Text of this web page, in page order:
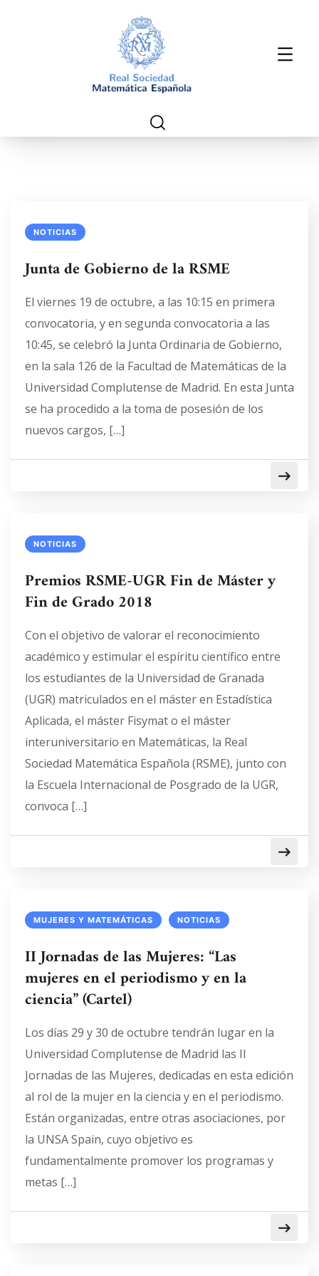
NOTICIAS
Junta de Gobierno de la RSME
El viernes 19 de octubre, a las 10:15 en primera
convocatoria, y en segunda convocatoria a las
10:45, se celebró la Junta Ordinaria de Gobierno,
en la sala 126 de la Facultad de Matemáticas de la
Universidad Complutense de Madrid. En esta Junta
se ha procedido a la toma de posesión de los
nuevos cargos, […]
NOTICIAS
Premios RSME-UGR Fin de Máster y
Fin de Grado 2018
Con el objetivo de valorar el reconocimiento
académico y estimular el espíritu científico entre
los estudiantes de la Universidad de Granada
(UGR) matriculados en el máster en Estadística
Aplicada, el máster Fisymat o el máster
interuniversitario en Matemáticas, la Real
Sociedad Matemática Española (RSME), junto con
la Escuela Internacional de Posgrado de la UGR,
convoca […]
MUJERES Y MATEMÁTICAS NOTICIAS
II Jornadas de las Mujeres: “Las
mujeres en el periodismo y en la
ciencia” (Cartel)
Los días 29 y 30 de octubre tendrán lugar en la
Universidad Complutense de Madrid las II
Jornadas de las Mujeres, dedicadas en esta edición
al rol de la mujer en la ciencia y en el periodismo.
Están organizadas, entre otras asociaciones, por
la UNSA Spain, cuyo objetivo es
fundamentalmente promover los programas y
metas […]